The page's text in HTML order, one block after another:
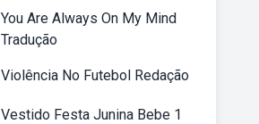
You Are Always On My Mind
Tradução
Violência No Futebol Redação
Vestido Festa Junina Bebe 1